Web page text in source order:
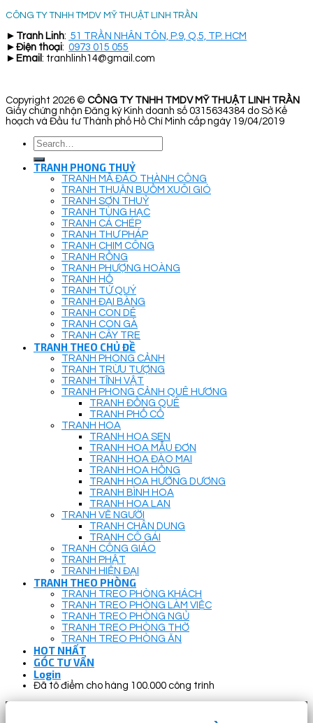
CÔNG TY TNHH TMDV MỸ THUẬT LINH TRẦN
► Tranh Linh: 51 TRẦN NHÂN TÔN, P.9, Q.5, TP. HCM
► Điện thoại: 0973 015 055
► Email : tranhlinh14@gmail.com
Copyright 2026 © CÔNG TY TNHH TMDV MỸ THUẬT LINH TRẦN
Giấy chứng nhận Đăng ký Kinh doanh số 0315634384 do Sở Kế
hoạch và Đầu tư Thành phố Hồ Chí Minh cấp ngày 19/04/2019
Search
for:
TRANH PHONG THUỶ
TRANH MÃ ĐÁO THÀNH CÔNG
TRANH THUẬN BUỒM XUÔI GIÓ
TRANH SƠN THUỶ
TRANH TÙNG HẠC
TRANH CÁ CHÉP
TRANH THƯ PHÁP
TRANH CHIM CÔNG
TRANH RỒNG
TRANH PHƯỢNG HOÀNG
TRANH HỔ
TRANH TỨ QUÝ
TRANH ĐẠI BÀNG
TRANH CON DÊ
TRANH CON GÀ
TRANH CÂY TRE
TRANH THEO CHỦ ĐỀ
TRANH PHONG CẢNH
TRANH TRỪU TƯỢNG
TRANH TĨNH VẬT
TRANH PHONG CẢNH QUÊ HƯƠNG
TRANH ĐỒNG QUÊ
TRANH PHỐ CỔ
TRANH HOA
TRANH HOA SEN
TRANH HOA MẪU ĐƠN
TRANH HOA ĐÀO MAI
TRANH HOA HỒNG
TRANH HOA HƯỚNG DƯƠNG
TRANH BÌNH HOA
TRANH HOA LAN
TRANH VẼ NGƯỜI
TRANH CHÂN DUNG
TRANH CÔ GÁI
TRANH CÔNG GIÁO
TRANH PHẬT
TRANH HIỆN ĐẠI
TRANH THEO PHÒNG
TRANH TREO PHÒNG KHÁCH
TRANH TREO PHÒNG LÀM VIỆC
TRANH TREO PHÒNG NGỦ
TRANH TREO PHÒNG THỜ
TRANH TREO PHÒNG ĂN
HOT NHẤT
GÓC TƯ VẤN
Login
Đã tô điểm cho hàng 100.000 công trình